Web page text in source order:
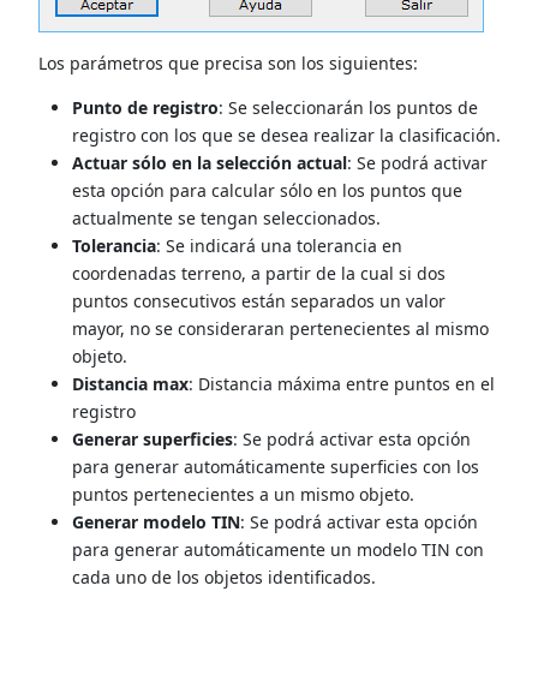
Los parámetros que precisa son los siguientes:
Punto de registro: Se seleccionarán los puntos de
registro con los que se desea realizar la clasificación.
Actuar sólo en la selección actual: Se podrá activar
esta opción para calcular sólo en los puntos que
actualmente se tengan seleccionados.
Tolerancia: Se indicará una tolerancia en
coordenadas terreno, a partir de la cual si dos
puntos consecutivos están separados un valor
mayor, no se consideraran pertenecientes al mismo
objeto.
Distancia max: Distancia máxima entre puntos en el
registro
Generar superficies: Se podrá activar esta opción
para generar automáticamente superficies con los
puntos pertenecientes a un mismo objeto.
Generar modelo TIN: Se podrá activar esta opción
para generar automáticamente un modelo TIN con
cada uno de los objetos identificados.